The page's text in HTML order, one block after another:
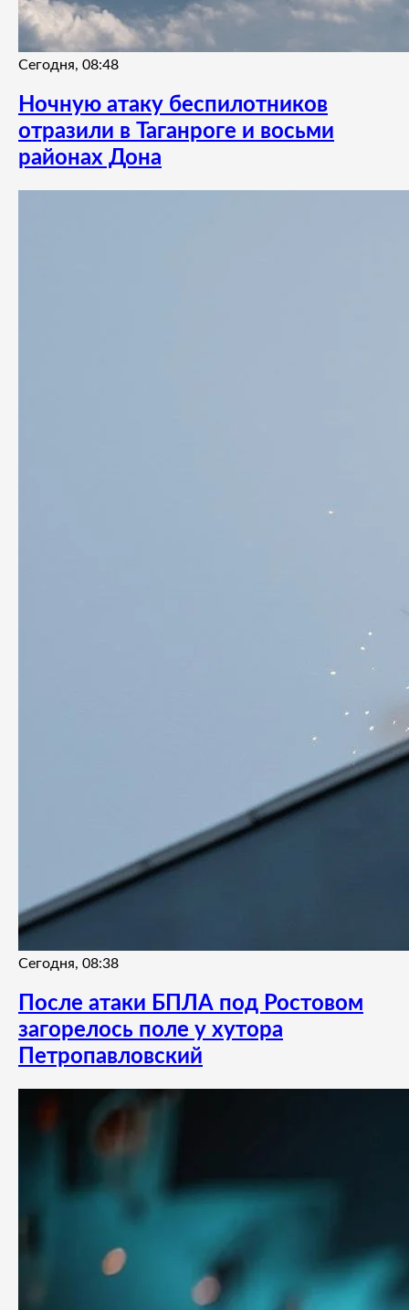
Сегодня, 08:48
Ночную атаку беспилотников
отразили в Таганроге и восьми
районах Дона
Сегодня, 08:38
После атаки БПЛА под Ростовом
загорелось поле у хутора
Петропавловский